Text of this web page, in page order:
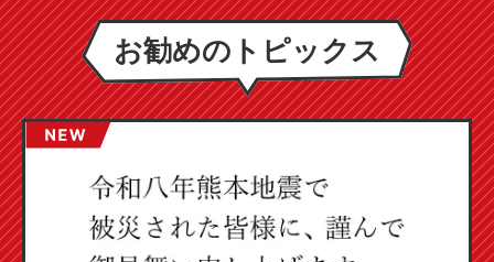
お勧めのトピックス